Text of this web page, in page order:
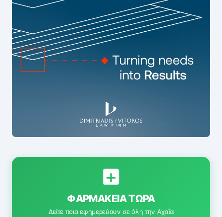
ΦΑΡΜΑΚΕΊΑ ΤΏΡΑ
Δείτε ποια εφημερεύουν σε όλη την Αχαΐα